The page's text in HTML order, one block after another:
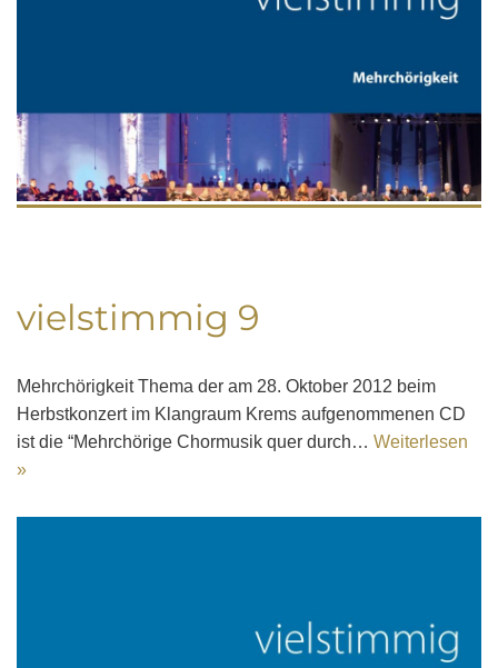
vielstimmig 9
Mehrchörigkeit Thema der am 28. Oktober 2012 beim
Herbstkonzert im Klangraum Krems aufgenommenen CD
ist die “Mehrchörige Chormusik quer durch… Weiterlesen
»